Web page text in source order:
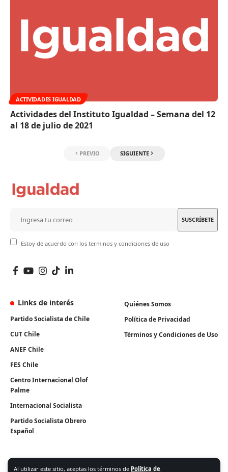
Al utilizar este sitio, aceptas los términos de Política de
ACTIVIDADES IGUALDAD
Actividades del Instituto Igualdad – Semana del 12
al 18 de julio de 2021
PREVIO SIGUIENTE
Estoy de acuerdo con los terminos y condiciones de uso
Links de interés
Partido Socialista de Chile
CUT Chile
ANEF Chile
FES Chile
Centro Internacional Olof
Palme
Internacional Socialista
Partido Socialista Obrero
Español
Quiénes Somos
Política de Privacidad
Términos y Condiciones de Uso